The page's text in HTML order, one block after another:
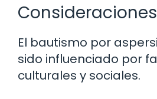
El bautismo por
sido influenciado por
culturales y sociales.